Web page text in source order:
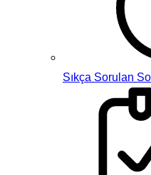
Sıkça Sorulan